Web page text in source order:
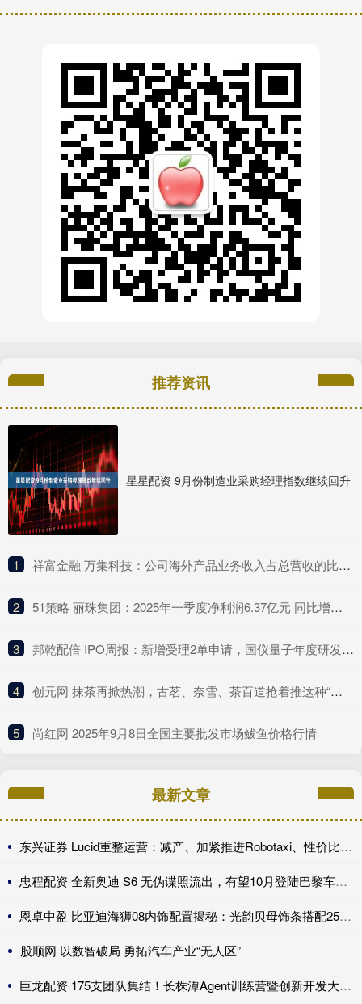
推荐资讯
星星配资 9月份制造业采购经理指数继续回升
1 ​祥富金融 万集科技：公司海外产品业务收入占总营收的比例较低
2 ​51策略 丽珠集团：2025年一季度净利润6.37亿元 同比增长4.75%
3 ​邦乾配倍 IPO周报：新增受理2单申请，国仪量子年度研发投入占比下滑
4 ​创元网 抹茶再掀热潮，古茗、奈雪、茶百道抢着推这种“浓”新品
5 ​尚红网 2025年9月8日全国主要批发市场鲅鱼价格行情
最新文章
东兴证券 Lucid重整运营：减产、加紧推进Robotaxi、性价比车型继续跳票
忠程配资 全新奥迪 S6 无伪谍照流出，有望10月登陆巴黎车展完成首秀!
恩卓中盈 比亚迪海狮08内饰配置揭秘：光韵贝母饰条搭配25扬帝瓦雷音响登场
股顺网 以数智破局 勇拓汽车产业“无人区”
巨龙配资 175支团队集结！长株潭Agent训练营暨创新开发大赛第一期训练营开讲